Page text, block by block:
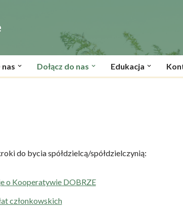
nas Dołącz do nas Edukacja
do bycia spółdzielcą/spółdzielczynią:
o Kooperatywie DOBRZE
członkowskich